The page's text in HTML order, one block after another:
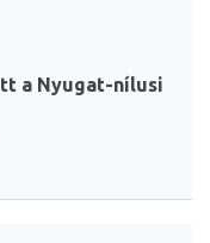
a Nyugat-nílusi